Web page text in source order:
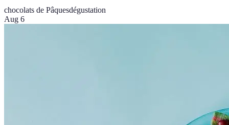
chocolats de Pâquesdégustation
Aug 6